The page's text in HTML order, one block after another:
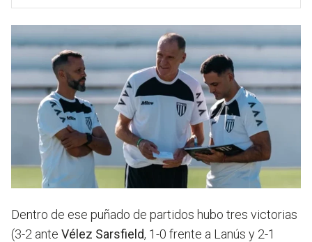
Dentro de ese puñado de partidos hubo tres victorias
(3-2 ante Vélez Sarsfield, 1-0 frente a Lanús y 2-1